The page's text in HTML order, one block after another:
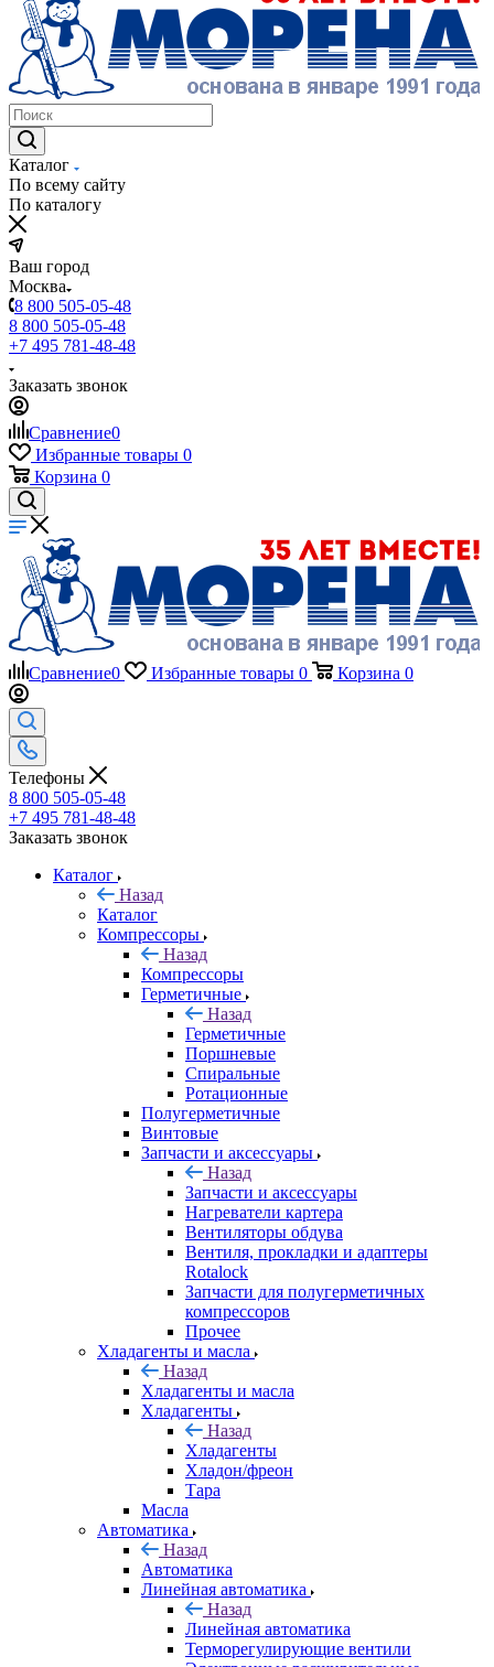
Каталог
По всему сайту
По каталогу
Ваш город
Москва
8 800 505-05-48
8 800 505-05-48
+7 495 781-48-48
Заказать звонок
Сравнение0
Избранные товары 0
Корзина 0
Сравнение0 Избранные товары 0 Корзина 0
Телефоны
8 800 505-05-48
+7 495 781-48-48
Заказать звонок
Каталог
Назад
Каталог
Компрессоры
Назад
Компрессоры
Герметичные
Назад
Герметичные
Поршневые
Спиральные
Ротационные
Полугерметичные
Винтовые
Запчасти и аксессуары
Назад
Запчасти и аксессуары
Нагреватели картера
Вентиляторы обдува
Вентиля, прокладки и адаптеры
Rotalock
Запчасти для полугерметичных
компрессоров
Прочее
Хладагенты и масла
Назад
Хладагенты и масла
Хладагенты
Назад
Хладагенты
Хладон/фреон
Тара
Масла
Автоматика
Назад
Автоматика
Линейная автоматика
Назад
Линейная автоматика
Терморегулирующие вентили